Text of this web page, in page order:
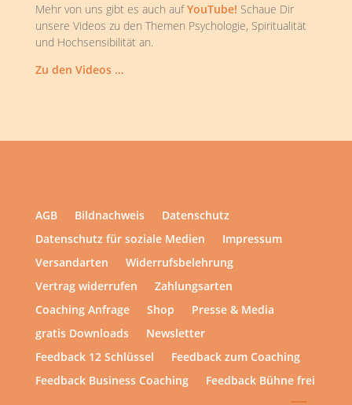
Mehr von uns gibt es auch aufYouTube! Schaue Dir
unsere Videos zu den Themen Psychologie, Spiritualität
und Hochsensibilität an.
Zu den Videos …
AGB Bildnachweis
Datenschutz
Datenschutz für soziale Medien
Impressum
Versandarten
Widerrufsbelehrung
Vertrag widerrufen
Zahlungsarten
Coaching Anfrage
Shop
Presse & Media
gratis Downloads
Newsletter
Feedback 12 Schlüssel
Feedback zum Coaching
Feedback Business Coaching
Feedback Bühne frei